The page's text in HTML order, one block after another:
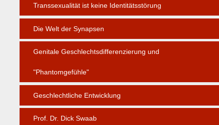
Transsexualität ist keine Identitätsstörung
Die Welt der Synapsen
Genitale Geschlechtsdifferenzierung und
"Phantomgefühle"
Geschlechtliche Entwicklung
Prof. Dr. Dick Swaab